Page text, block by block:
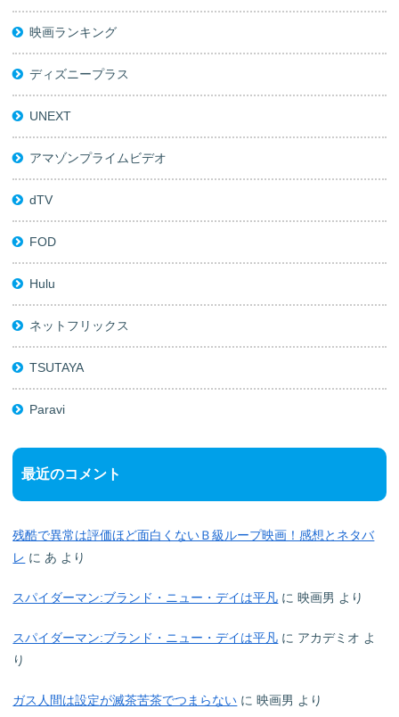
映画ランキング
ディズニープラス
UNEXT
アマゾンプライムビデオ
dTV
FOD
Hulu
ネットフリックス
TSUTAYA
Paravi
最近のコメント
残酷で異常は評価ほど面白くないＢ級ループ映画！感想とネタバ
レ に あ より
スパイダーマン:ブランド・ニュー・デイは平凡 に映画男 より
スパイダーマン:ブランド・ニュー・デイは平凡 に アカデミオ よ
り
ガス人間は設定が滅茶苦茶でつまらない に映画男 より